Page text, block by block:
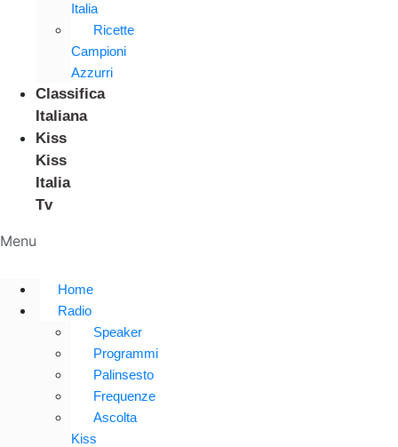
Italia
Ricette
Campioni
Azzurri
Classifica
Italiana
Kiss
Kiss
Italia
Tv
Menu
Home
Radio
Speaker
Programmi
Palinsesto
Frequenze
Ascolta
Kiss